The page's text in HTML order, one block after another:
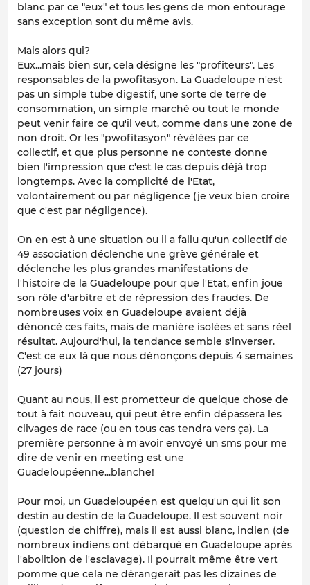
blanc par ce "eux" et tous les gens de mon entourage
sans exception sont du même avis.
Mais alors qui?
Eux...mais bien sur, cela désigne les "profiteurs". Les
responsables de la pwofitasyon. La Guadeloupe n'est
pas un simple tube digestif, une sorte de terre de
consommation, un simple marché ou tout le monde
peut venir faire ce qu'il veut, comme dans une zone de
non droit. Or les "pwofitasyon" révélées par ce
collectif, et que plus personne ne conteste donne
bien l'impression que c'est le cas depuis déjà trop
longtemps. Avec la complicité de l'Etat,
volontairement ou par négligence (je veux bien croire
que c'est par négligence).
On en est à une situation ou il a fallu qu'un collectif de
49 association déclenche une grève générale et
déclenche les plus grandes manifestations de
l'histoire de la Guadeloupe pour que l'Etat, enfin joue
son rôle d'arbitre et de répression des fraudes. De
nombreuses voix en Guadeloupe avaient déjà
dénoncé ces faits, mais de manière isolées et sans réel
résultat. Aujourd'hui, la tendance semble s'inverser.
C'est ce eux là que nous dénonçons depuis 4 semaines
(27 jours)
Quant au nous, il est prometteur de quelque chose de
tout à fait nouveau, qui peut être enfin dépassera les
clivages de race (ou en tous cas tendra vers ça). La
première personne à m'avoir envoyé un sms pour me
dire de venir en meeting est une
Guadeloupéenne...blanche!
Pour moi, un Guadeloupéen est quelqu'un qui lit son
destin au destin de la Guadeloupe. Il est souvent noir
(question de chiffre), mais il est aussi blanc, indien (de
nombreux indiens ont débarqué en Guadeloupe après
l'abolition de l'esclavage). Il pourrait même être vert
pomme que cela ne dérangerait pas les dizaines de